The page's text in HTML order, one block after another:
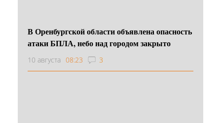
В Оренбургской области объявлена опасность
атаки БПЛА, небо над городом закрыто
10 августа 08:23 3